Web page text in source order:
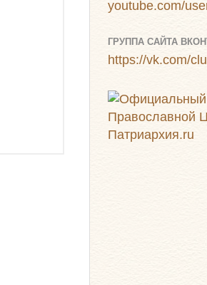
youtube.com/
ГРУППА САЙТА
https://vk.com/